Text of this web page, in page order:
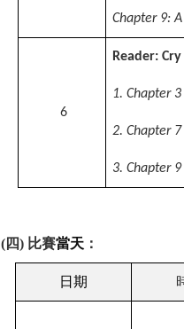
Chapter 9:
6
Reader:
1. Chapter
2. Chapter
3. Chapter
(四) 比賽當天 ：
日期